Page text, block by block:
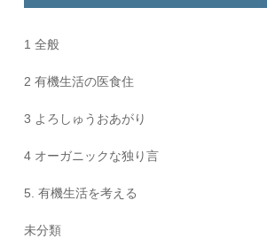
1 全般
2 有機生活の医食住
3 よろしゅうおあがり
4 オーガニックな独り言
5. 有機生活を考える
未分類